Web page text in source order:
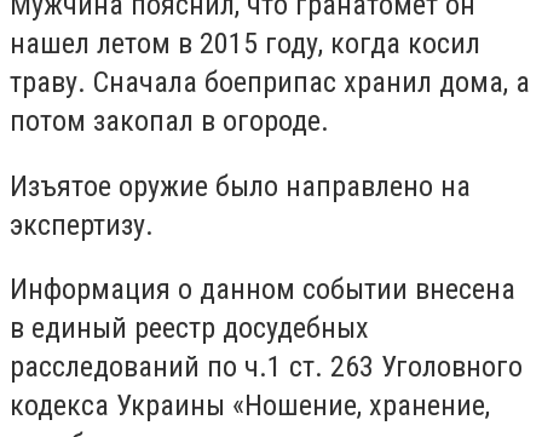
нашел летом в 2015 году, когда косил
траву. Сначала боеприпас хранил дома, а
потом закопал в огороде.
Изъятое оружие было направлено на
экспертизу.
Информация о данном событии внесена
в единый реестр досудебных
расследований по ч.1 ст. 263 Уголовного
кодекса Украины «Ношение, хранение,